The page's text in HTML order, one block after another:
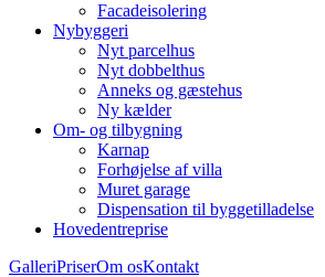
Facadeisolering
Nybyggeri
Nyt parcelhus
Nyt dobbelthus
Anneks og gæstehus
Ny kælder
Om- og tilbygning
Karnap
Forhøjelse af villa
Muret garage
Dispensation til byggetilladelse
Hovedentreprise
GalleriPriserOm osKontakt